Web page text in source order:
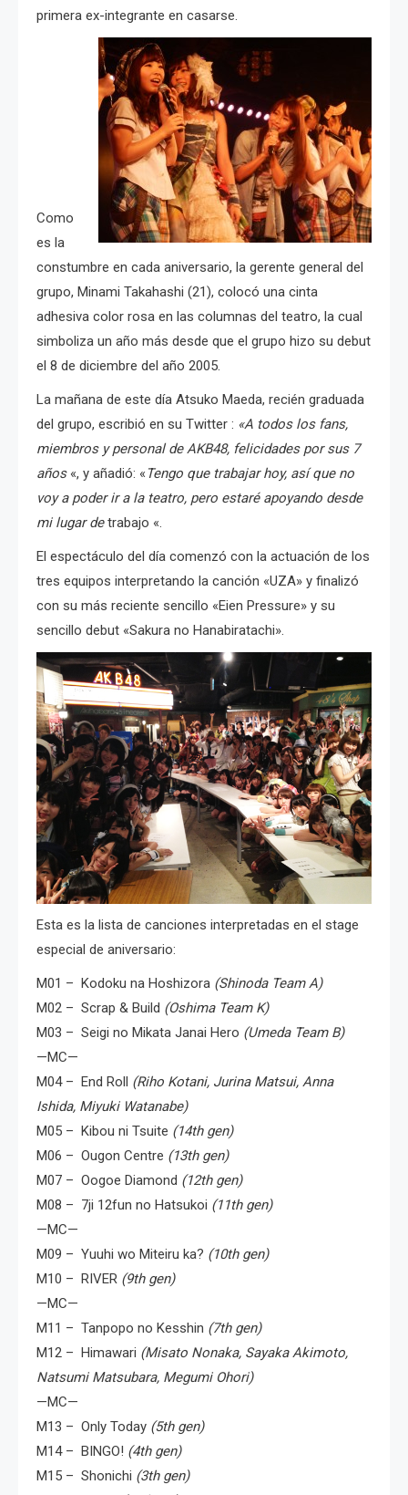
primera ex-integrante en casarse.
Como
es la
constumbre en cada aniversario, la gerente general del
grupo, Minami Takahashi (21), colocó una cinta
adhesiva color rosa en las columnas del teatro, la cual
simboliza un año más desde que el grupo hizo su debut
el 8 de diciembre del año 2005.
La mañana de este día Atsuko Maeda, recién graduada
del grupo, escribió en su Twitter : «A todos los fans,
miembros y personal de AKB48, felicidades por sus 7
años «, y añadió: « Tengo que trabajar hoy, así que no
voy a poder ir a la teatro, pero estaré apoyando desde
mi lugar detrabajo «.
El espectáculo del día comenzó con la actuación de los
tres equipos interpretando la canción «UZA» y finalizó
con su más reciente sencillo «Eien Pressure» y su
sencillo debut «Sakura no Hanabiratachi».
Esta es la lista de canciones interpretadas en el stage
especial de aniversario:
M01 – Kodoku na Hoshizora (Shinoda Team A)
M02 – Scrap & Build (Oshima Team K)
M03 – Seigi no Mikata Janai Hero (Umeda Team B)
—MC—
M04 – End Roll (Riho Kotani, Jurina Matsui, Anna
Ishida, Miyuki Watanabe)
M05 – Kibou ni Tsuite (14th gen)
M06 – Ougon Centre (13th gen)
M07 – Oogoe Diamond (12th gen)
M08 – 7ji 12fun no Hatsukoi (11th gen)
—MC—
M09 – Yuuhi wo Miteiru ka? (10th gen)
M10 – RIVER (9th gen)
—MC—
M11 – Tanpopo no Kesshin (7th gen)
M12 – Himawari (Misato Nonaka, Sayaka Akimoto,
Natsumi Matsubara, Megumi Ohori)
—MC—
M13 – Only Today (5th gen)
M14 – BINGO! (4th gen)
M15 – Shonichi (3th gen)